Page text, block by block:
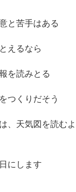
と苦手はある
えるなら
を読みとる
つくりだそう
、天気図を読むよ
にします